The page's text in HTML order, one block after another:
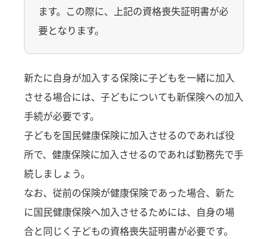
ます。この際に、上記の資格喪失証明書が必
要となります。
新たに自身が加入する保険に子どもを一緒に加入
させる場合には、子どもについても新保険への加入
手続が必要です。
子どもを国民健康保険に加入させるのであれば役
所で、健康保険に加入させるのであれば勤務先で手
続しましょう。
なお、従前の保険が健康保険であった場合、新た
に国民健康保険へ加入させるためには、自身の場
合と同じく子どもの資格喪失証明書が必要です。